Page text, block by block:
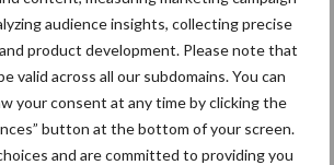
audience insights, collecting precise
product development. Please note that
valid across all our subdomains. You can
your consent at any time by clicking the
button at the bottom of your screen.
and are committed to providing you
dat de zorgen sectoroverstijgend zijn
voor jou!